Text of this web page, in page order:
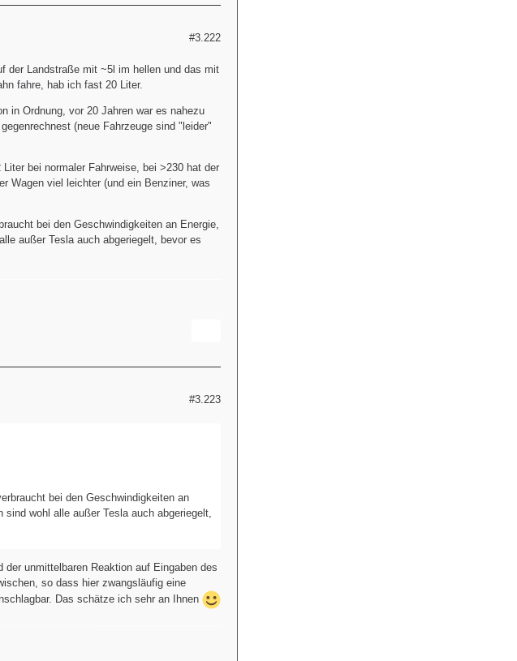
#3.222
der Landstraße mit ~5l im hellen und das mit
fahre, hab ich fast 20 Liter.
in Ordnung, vor 20 Jahren war es nahezu
(neue Fahrzeuge sind "leider"
bei normaler Fahrweise, bei >230 hat der
Wagen viel leichter (und ein Benziner, was
bei den Geschwindigkeiten an Energie,
außer Tesla auch abgeriegelt, bevor es
#3.223
bei den Geschwindigkeiten an
wohl alle außer Tesla auch abgeriegelt,
unmittelbaren Reaktion auf Eingaben des
so dass hier zwangsläufig eine
Das schätze ich sehr an Ihnen